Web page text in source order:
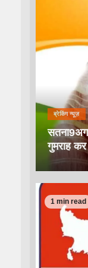
ब्रेकिंग न्यूज़
गुमराह कर
1 min read